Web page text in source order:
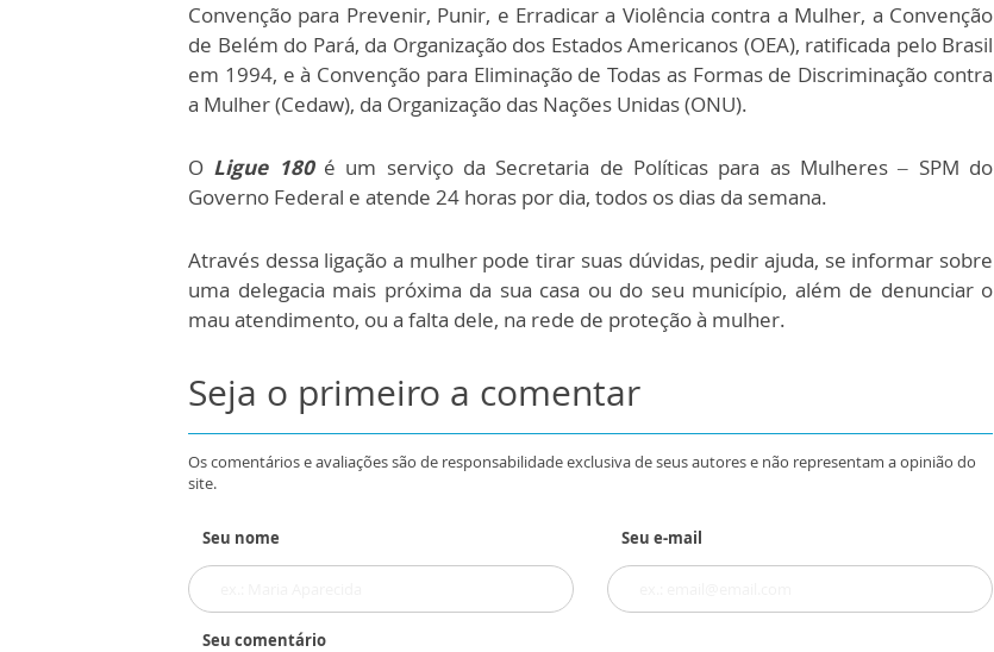
Convenção para Prevenir, Punir, e Erradicar a Violência contra a Mulher, a Convenção
de Belém do Pará, da Organização dos Estados Americanos (OEA), ratificada pelo Brasil
em 1994, e à Convenção para Eliminação de Todas as Formas de Discriminação contra
a Mulher (Cedaw), da Organização das Nações Unidas (ONU).
O Ligue 180é um serviço da Secretaria de Políticas para as Mulheres – SPM do
Governo Federal e atende 24 horas por dia, todos os dias da semana.
Através dessa ligação a mulher pode tirar suas dúvidas, pedir ajuda, se informar sobre
uma delegacia mais próxima da sua casa ou do seu município, além de denunciar o
mau atendimento, ou a falta dele, na rede de proteção à mulher.
Seja o primeiro a comentar
Os comentários e avaliações são de responsabilidade exclusiva de seus autores e não representam a opinião do
site.
Seu nome Seu e-mail
Seu comentário